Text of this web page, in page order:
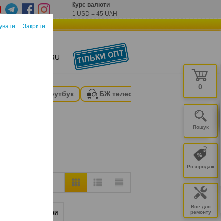
Курс валюти
1 USD = 45 UAH
RU
0
БЖ ноутбук БЖ телефон
Акумулятори
Закрити
Розпродаж
Все для
ремонту